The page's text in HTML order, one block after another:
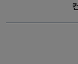
☎ 031-